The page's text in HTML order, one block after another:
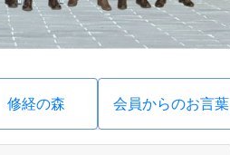
修経の森 会員からのお言葉